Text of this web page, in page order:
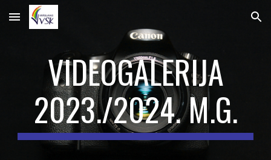
Skip to main content Skip to navigation
VIDEOGALERIJA
2023./2024. M.G.